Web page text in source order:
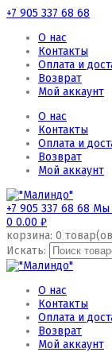
+7 905 337 68 68
О нас
Контакты
Оплата и
Возврат
Мой аккаунт
О нас
Контакты
Оплата и
Возврат
Мой аккаунт
+7 905 337 68 68 Мы
0 0.00 ₽
корзина: 0
Искать:
О нас
Контакты
Оплата и
Возврат
Мой аккаунт